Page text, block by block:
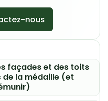
nous
façades et des toits
de la médaille (et